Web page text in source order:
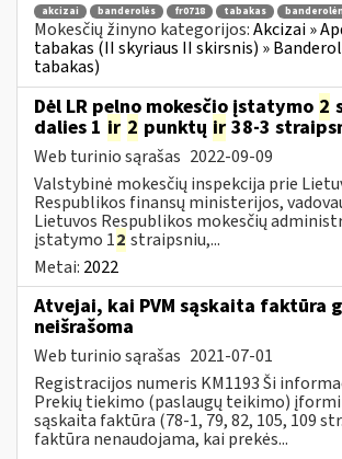
akcizai banderolės fr0718 tabakas
Mokesčių žinyno kategorijos:Akcizai »
tabakas (II skyriaus II skirsnis) »
tabakas)
Dėl LR pelno mokesčio įstatymo 2
dalies 1 ir 2 punktų ir 38-3
Web turinio sąrašas 2022-09-09
Valstybinė mokesčių inspekcija prie
Respublikos finansų ministerijos,
Lietuvos Respublikos mokesčių
įstatymo 12 straipsniu,...
Metai: 2022
Atvejai, kai PVM sąskaita faktūra
neišrašoma
Web turinio sąrašas 2021-07-01
Registracijos numeris KM1193 Ši
Prekių tiekimo (paslaugų teikimo)
sąskaita faktūra (78-1, 79, 82, 105, 109
faktūra nenaudojama, kai prekės...